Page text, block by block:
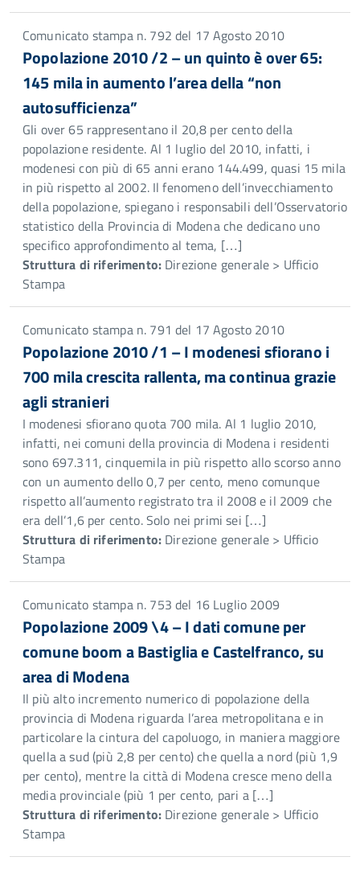
Comunicato stampa n. 792 del 17 Agosto 2010
Popolazione 2010 /2 – un quinto è over 65:
145 mila in aumento l’area della “non
autosufficienza”
Gli over 65 rappresentano il 20,8 per cento della
popolazione residente. Al 1 luglio del 2010, infatti, i
modenesi con più di 65 anni erano 144.499, quasi 15 mila
in più rispetto al 2002. Il fenomeno dell’invecchiamento
della popolazione, spiegano i responsabili dell’Osservatorio
statistico della Provincia di Modena che dedicano uno
specifico approfondimento al tema, […]
Struttura di riferimento: Direzione generale > Ufficio
Stampa
Comunicato stampa n. 791 del 17 Agosto 2010
Popolazione 2010 /1 – I modenesi sfiorano i
700 mila crescita rallenta, ma continua grazie
agli stranieri
I modenesi sfiorano quota 700 mila. Al 1 luglio 2010,
infatti, nei comuni della provincia di Modena i residenti
sono 697.311, cinquemila in più rispetto allo scorso anno
con un aumento dello 0,7 per cento, meno comunque
rispetto all’aumento registrato tra il 2008 e il 2009 che
era dell’1,6 per cento. Solo nei primi sei […]
Struttura di riferimento: Direzione generale > Ufficio
Stampa
Comunicato stampa n. 753 del 16 Luglio 2009
Popolazione 2009 \4 – I dati comune per
comune boom a Bastiglia e Castelfranco, su
area di Modena
Il più alto incremento numerico di popolazione della
provincia di Modena riguarda l’area metropolitana e in
particolare la cintura del capoluogo, in maniera maggiore
quella a sud (più 2,8 per cento) che quella a nord (più 1,9
per cento), mentre la città di Modena cresce meno della
media provinciale (più 1 per cento, pari a […]
Struttura di riferimento: Direzione generale > Ufficio
Stampa